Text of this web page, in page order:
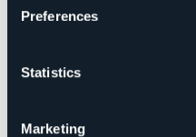
Preferences
Statistics
Marketing